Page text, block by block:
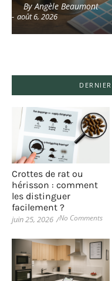
By Angèle Beaumont
- août 6, 2026
Crottes de rat ou
hérisson : comment
les distinguer
facilement ?
juin 25, 2026 /No Comments